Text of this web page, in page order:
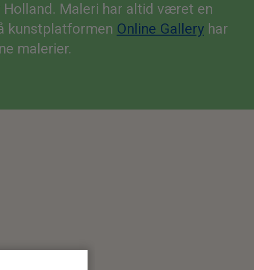
Maleri har altid været en
kunstplatformen Online Gallery har
malerier.